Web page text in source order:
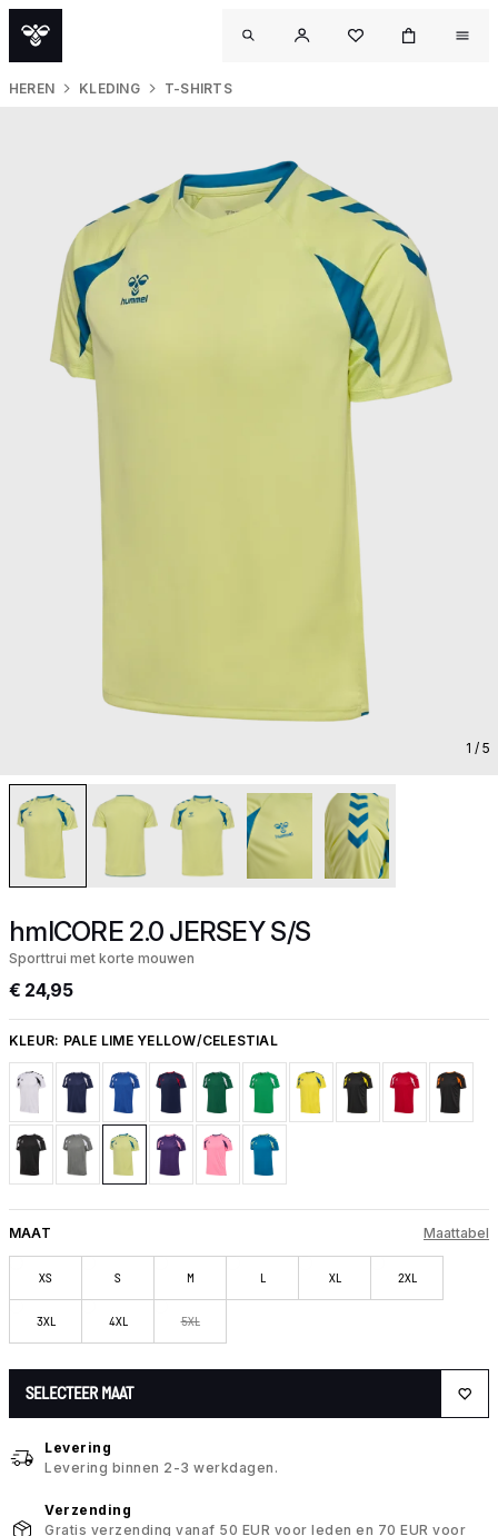
HEREN KLEDING T-SHIRTS
1 / 5
hmlCORE 2.0 JERSEY S/S
Sporttrui met korte mouwen
€ 24,95
KLEUR: PALE LIME YELLOW/CELESTIAL
MAAT Maattabel
XS S M L XL 2XL
3XL 4XL 5XL
SELECTEER MAAT
Levering
Levering binnen 2-3 werkdagen.
Verzending
Gratis verzending vanaf 50 EUR voor leden en 70 EUR voor